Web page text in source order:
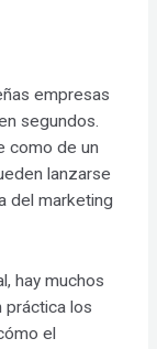
empresas
segundos.
como de un
lanzarse
del marketing
hay muchos
práctica los
el